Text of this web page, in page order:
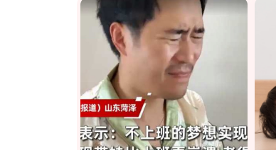
親子教養